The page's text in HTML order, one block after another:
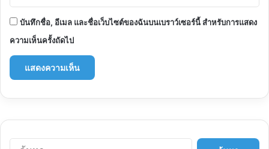
บันทึกชื่อ, อีเมล และชื่อเว็บไซต์ของฉันบนเบราว์เซอร์นี้ สำหรับการแสดง
ความเห็นครั้งถัดไป
ค้นหา